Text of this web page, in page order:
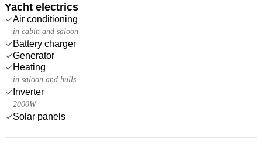
Yacht electrics
Air conditioning
in cabin and saloon
Battery charger
Generator
Heating
in saloon and hulls
Inverter
2000W
Solar panels